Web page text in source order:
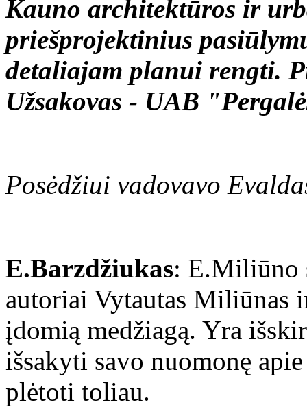
Kauno architektūros ir
priešprojektinius
detaliajam planui rengti.
Užsakovas - UAB
Posėdžiui vadovavo
E.Barzdžiukas: E.Miliūno
autoriai Vytautas Miliūnas
įdomią medžiagą. Yra
išsakyti savo nuomonę
plėtoti toliau.